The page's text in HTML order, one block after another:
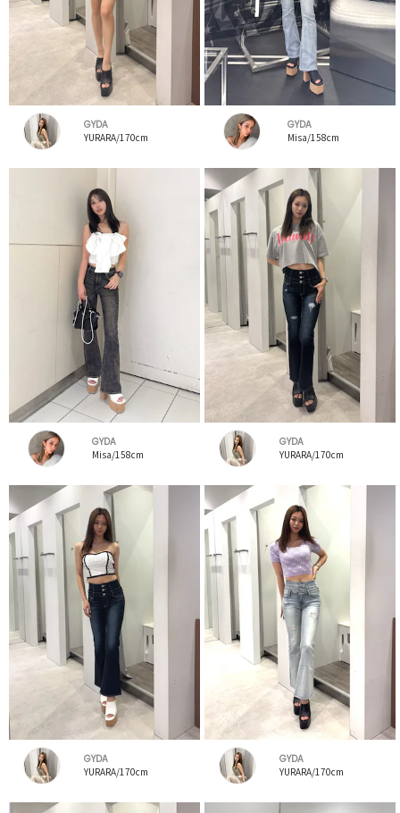
GYDA
YURARA/170cm
GYDA
Misa/158cm
GYDA
Misa/158cm
GYDA
YURARA/170cm
GYDA
YURARA/170cm
GYDA
YURARA/170cm